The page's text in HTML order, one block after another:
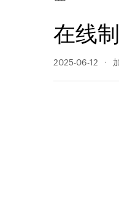
在线
2025-06-12